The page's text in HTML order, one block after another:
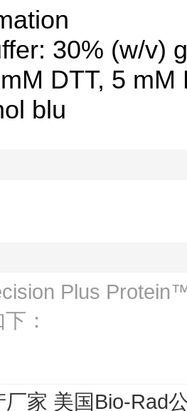
30% (w/v)
DTT, 5
blu
Plus
：
家 美国Bio-Rad